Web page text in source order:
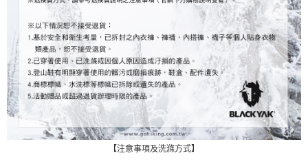
【注意事項及洗滌方式】